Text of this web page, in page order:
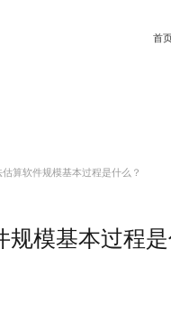
首
化项目造价知识专业视频课程信息化项目
算软件规模基本过程是什么？
模基本过程是